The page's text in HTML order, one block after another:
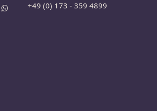
+49 (0) 173 - 359 4899